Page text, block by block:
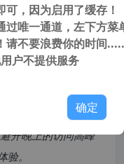
开晚上的访问高峰
。
，因为启用了缓存！
唯一通道，左下方菜
请不要浪费你的时间
户不提供服务
确定